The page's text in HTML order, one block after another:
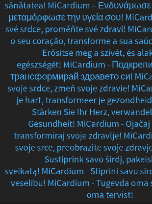
sănătatea! MiCardium – Ενδυνάμωσε
μεταμόρφωσε την υγεία σου!
své srdce, proměňte své zdraví!
o seu coração, transforme a sua
Erősítse meg a szívét, és
egészségét! MiCardium -
трансформирай здравето си!
svoje srdce, zmeň svoje zdravie!
je hart, transformeer je
Stärken Sie Ihr Herz,
Gesundheit! MiCardium -
transformiraj svoje zdravlje!
svoje srce, preobrazite svoje
Sustiprink savo širdį,
sveikatą! MiCardium - Stiprini savu
veselību! MiCardium - Tugevda
oma tervist!
Sie
Ihr
Herz,
verbessern
Sie
Ihre
Gesundheit!
–
Renforcez